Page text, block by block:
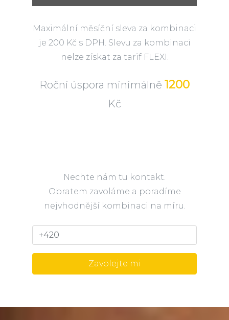
Maximální měsíční sleva za kombinaci
je 200 Kč s DPH. Slevu za kombinaci
nelze získat za tarif FLEXI.
Roční úspora minimálně 1200
Kč
Nechte nám tu kontakt.
Obratem zavoláme a poradíme
nejvhodnější kombinaci na míru.